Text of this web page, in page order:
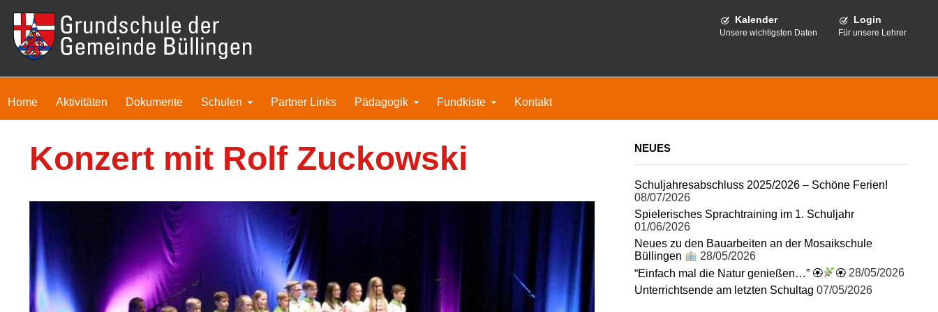
Login
Für unsere Lehrer
Kalender
Unsere wichtigsten Daten
Home Aktivitäten Dokumente Schulen Partner Links Pädagogik Fundkiste Kontakt
Konzert mit Rolf Zuckowski NEUES
Schuljahresabschluss 2025/2026 – Schöne Ferien!
08/07/2026
Spielerisches Sprachtraining im 1. Schuljahr
01/06/2026
Neues zu den Bauarbeiten an der Mosaikschule
Büllingen
28/05/2026
“Einfach mal die Natur genießen…” 🏵
🏵 28/05/2026
Unterrichtsende am letzten Schultag 07/05/2026